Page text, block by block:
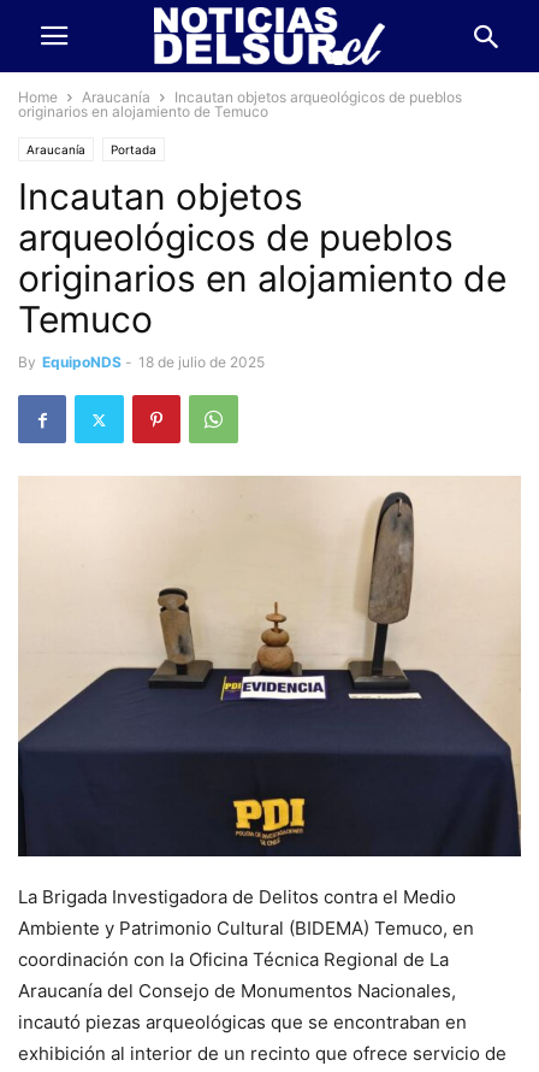
Home Araucanía
Incautan objetos arqueológicos de pueblos
originarios en alojamiento de Temuco
Araucanía Portada
Incautan objetos
arqueológicos de pueblos
originarios en alojamiento de
Temuco
By EquipoNDS - 18 de julio de 2025
La Brigada Investigadora de Delitos contra el Medio
Ambiente y Patrimonio Cultural (BIDEMA) Temuco, en
coordinación con la Oficina Técnica Regional de La
Araucanía del Consejo de Monumentos Nacionales,
incautó piezas arqueológicas que se encontraban en
exhibición al interior de un recinto que ofrece servicio de